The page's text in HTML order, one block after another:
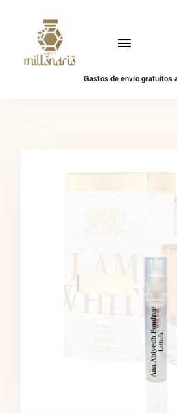
contenido
Toggle
MUESTRAS
Gastos de envío gratuitos